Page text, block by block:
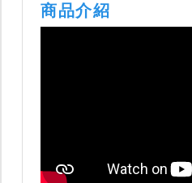
商品介紹